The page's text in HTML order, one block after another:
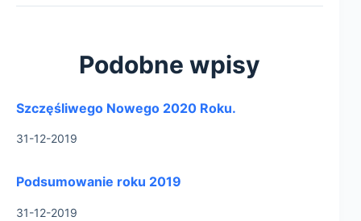
Podobne wpisy
Szczęśliwego Nowego 2020 Roku.
31-12-2019
Podsumowanie roku 2019
31-12-2019